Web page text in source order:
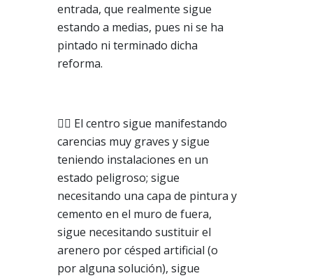
entrada, que realmente sigue
estando a medias, pues ni se ha
pintado ni terminado dicha
reforma.
👷‍♂️ El centro sigue manifestando
carencias muy graves y sigue
teniendo instalaciones en un
estado peligroso; sigue
necesitando una capa de pintura y
cemento en el muro de fuera,
sigue necesitando sustituir el
arenero por césped artificial (o
por alguna solución), sigue